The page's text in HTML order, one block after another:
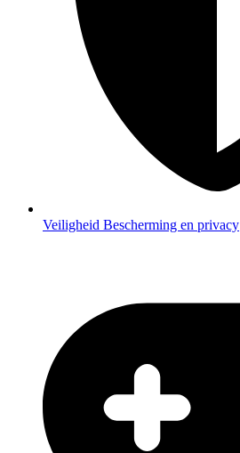
Veiligheid Bescherming en privacy